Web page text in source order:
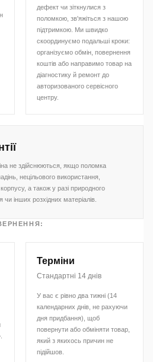
дефект чи зіткнулися з
поломкою, зв'яжіться з нашою
підтримкою. Ми швидко
скоординуємо подальші кроки:
організуємо обмін, повернення
коштів або направимо товар на
діагностику й ремонт до
авторизованого сервісного
центру.
не здійснюються, якщо поломка
нецільового використання,
а також у разі природного
інших розхідних матеріалів.
Терміни
Стандартні 14 днів
У вас є рівно два тижні (14
календарних днів, не рахуючи
дня придбання), щоб
повернути або обміняти товар,
який з якихось причин не
підійшов.